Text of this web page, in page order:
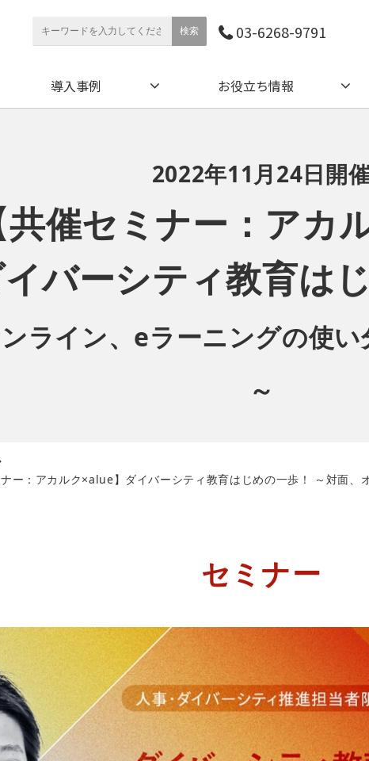
03-6268-9791
導入事例 お役立ち情報
2022年11月24日開
共催セミナー：アカ
バーシティ教育は
ライン、eラーニングの使
～
ー：アカルク×alue】ダイバーシティ教育はじめの一歩！ ～対面、
セミナー